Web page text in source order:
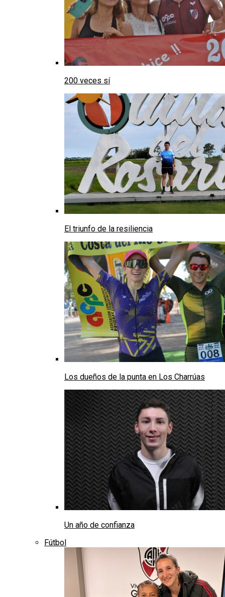
200 veces sí
El triunfo de la resiliencia
Los dueños de la punta en Los Charrúas
Un año de confianza
Fútbol